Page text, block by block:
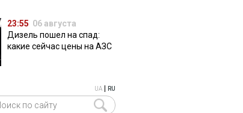
23:55 06 августа
Дизель пошел на спад:
какие сейчас цены на АЗС
UA RU